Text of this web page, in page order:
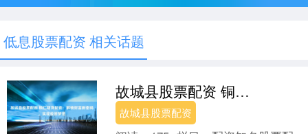
低息股票配资 相关话题
故城县股票配资 铜仁期货配资：解锁财富新密码，实现投资梦想
故城县股票配资